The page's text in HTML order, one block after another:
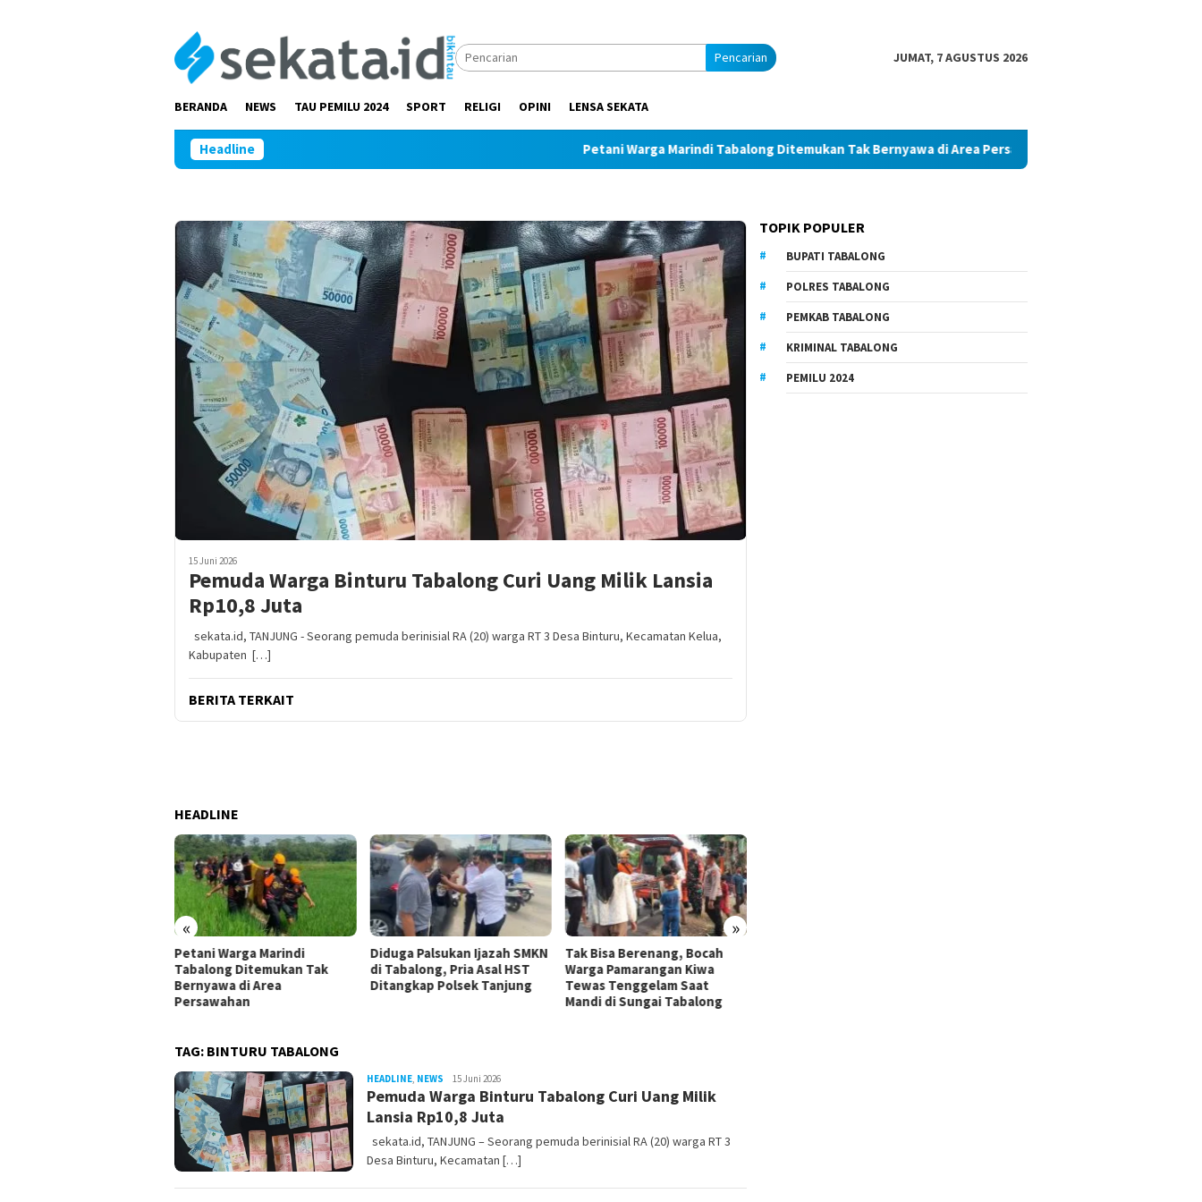
Pencarian JUMAT, 7 AGUSTUS 2026
BERANDA NEWS TAU PEMILU 2024 SPORT RELIGI OPINI LENSA SEKATA
Headline Petani Warga Marindi Tabalong Ditemukan Tak Bernyawa di Area Persawahan
15 Juni 2026
Pemuda Warga Binturu Tabalong Curi Uang Milik Lansia
Rp10,8 Juta
sekata.id, TANJUNG - Seorang pemuda berinisial RA (20) warga RT 3 Desa Binturu, Kecamatan Kelua,
Kabupaten […]
BERITA TERKAIT
HEADLINE
« »
Petani Warga Marindi
Tabalong Ditemukan Tak
Bernyawa di Area
Persawahan
Diduga Palsukan Ijazah SMKN
di Tabalong, Pria Asal HST
Ditangkap Polsek Tanjung
Tak Bisa Berenang, Bocah
Warga Pamarangan Kiwa
Tewas Tenggelam Saat
Mandi di Sungai Tabalong
TAG: BINTURU TABALONG
HEADLINE, NEWS sekata.id
15 Juni 2026
Pemuda Warga Binturu Tabalong Curi Uang Milik
Lansia Rp10,8 Juta
sekata.id, TANJUNG – Seorang pemuda berinisial RA (20) warga RT 3
Desa Binturu, Kecamatan […]
TOPIK POPULER
BUPATI TABALONG
POLRES TABALONG
PEMKAB TABALONG
KRIMINAL TABALONG
PEMILU 2024